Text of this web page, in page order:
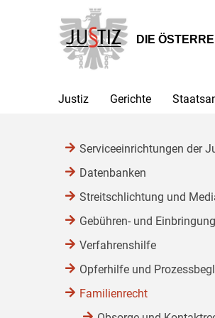
Hauptnavigation
[1]
Inhalt
[2]
Untermenü
[3]
DIE
Justiz Gerichte
Serviceeinrichtungen der
Datenbanken
Streitschlichtung und
Gebühren- und
Verfahrenshilfe
Opferhilfe und
Familienrecht